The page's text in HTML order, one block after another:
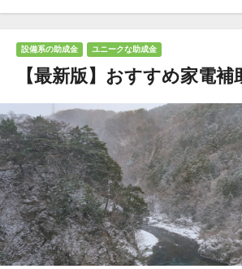
設備系の助成金 ユニークな助成金
【最新版】おすすめ家電補